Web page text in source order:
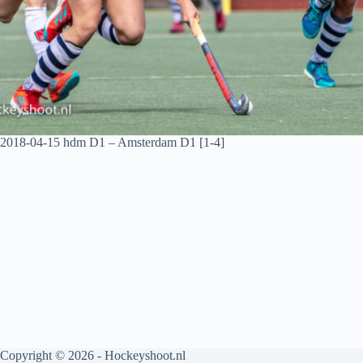
2018-04-15 hdm D1 – Amsterdam D1 [1-4]
Copyright © 2026 - Hockeyshoot.nl